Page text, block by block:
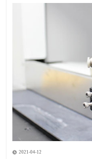
2021-04-12